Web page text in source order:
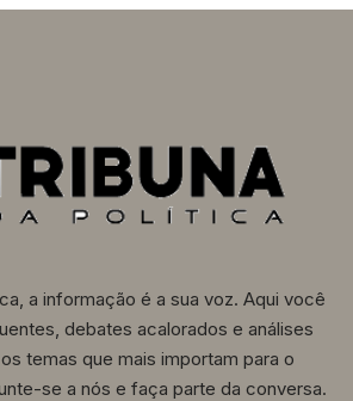
a informação é a sua voz. Aqui você
debates acalorados e análises
temas que mais importam para o
se a nós e faça parte da conversa.